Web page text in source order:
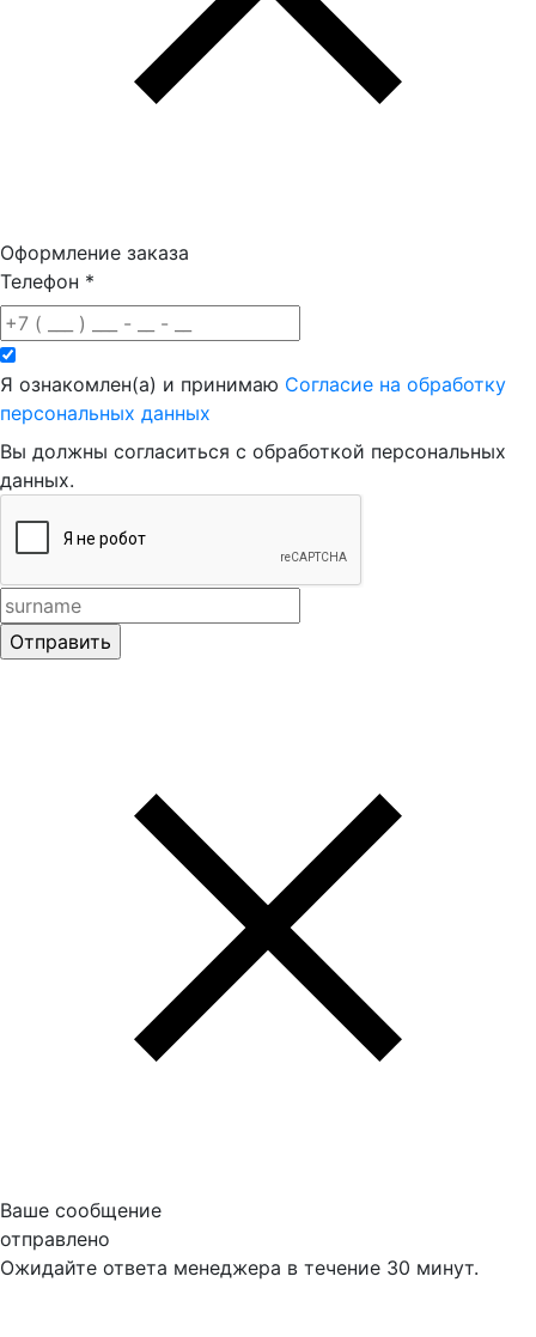
Оформление заказа
Телефон *
Я ознакомлен(а) и принимаю Согласие на обработку
персональных данных
Вы должны согласиться с обработкой персональных
данных.
Ваше сообщение
отправлено
Ожидайте ответа менеджера в течение 30 минут.